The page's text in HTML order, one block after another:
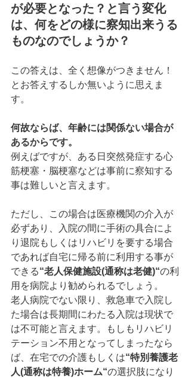
が必要となった？と言う変化
は、何をどの様に察知出来うる
ものなのでしょうか？
この答えは、全く想像がつきません！
とお答えするしか無いように思えま
す。
何故ならば、年齢には関係ない場合が
あるからです。
例えばですが、ある日突然発症する心
筋梗塞・脳梗塞などは事前に察知する
事は難しいと言えます。
ただし、この場合は医療機関の介入が
必ずあり、入院の間に手術の具合によ
り退院もしくはリハビリを要する場合
であれば自宅に帰る前に利用する事が
できる“老人保健施設(通称は老健)“の利
用を病院より勧められるでしょう。
老人病院でない限り、救急車で入院し
た場合は長期間にわたる入院は現状で
は不可能と言えます。もしもリハビリ
テーション不用となってしまったなら
ば、在宅での介護もしくは“特別養護老
人(通称は特養)ホーム“の選択肢になり